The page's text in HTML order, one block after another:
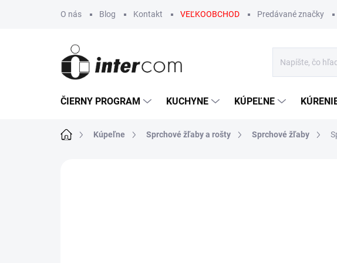
O nás Blog Kontakt VEĽKOOBCHOD Predávané značky
ČIERNY PROGRAM KUCHYNE KÚPEĽNE
DomovKúpeľne Sprchové žľaby a rošty Sprchové žľaby